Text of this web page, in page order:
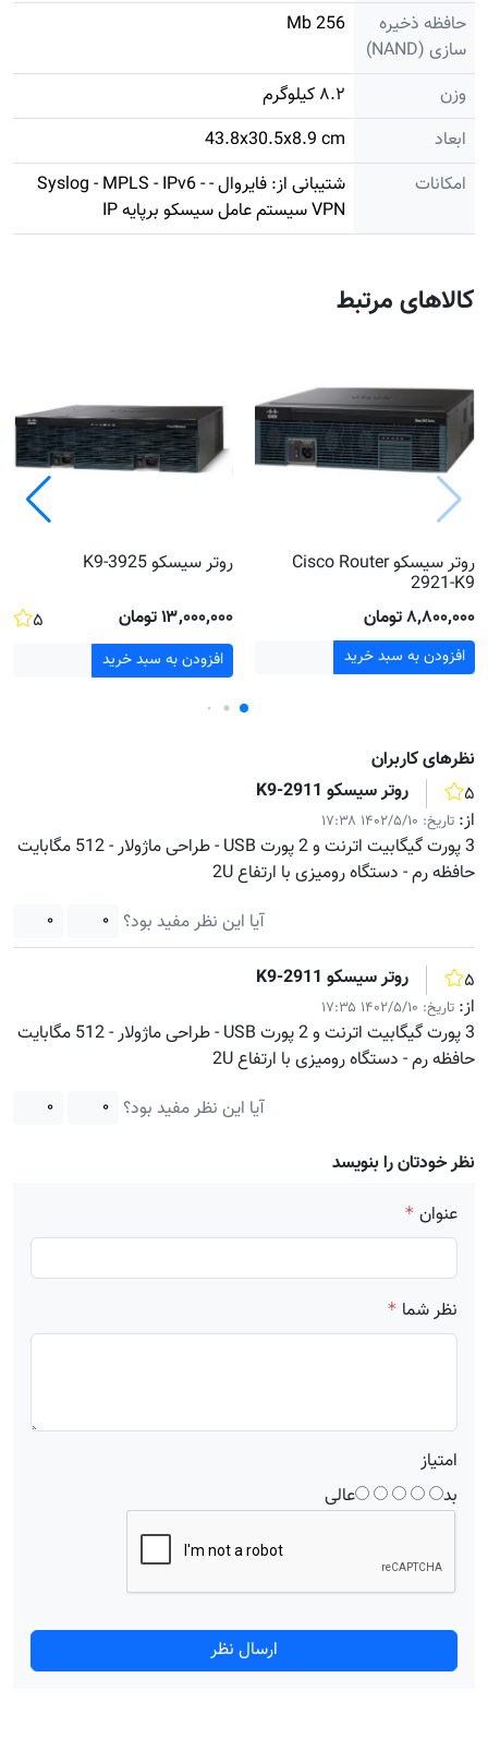
حافظه ذخیره
سازی (NAND)
256 Mb
وزن
۸.۲ کیلوگرم
ابعاد
43.8x30.5x8.9 cm
امکانات
شتیبانی از: فایروال - Syslog - MPLS - IPv6 -
VPN سیستم عامل سیسکو برپایه IP
کالاهای مرتبط
روتر سیسکو Cisco Router
2921-K9
۸٬۸۰۰٬۰۰۰ تومان
افزودن به سبد خرید
روتر سیسکو 3925-K9
۵ ۱۳٬۰۰۰٬۰۰۰ تومان
افزودن به سبد خرید
نظر‌های کاربران
۵
روتر سیسکو 2911-K9
از: تاریخ: ۱۴۰۲/۵/۱۰ ۱۷:۳۸
3 پورت گیگابیت اترنت و 2 پورت USB - طراحی ماژولار - 512 مگابایت
حافظه رم - دستگاه رومیزی با ارتفاع 2U
آیا این نظر مفید بود؟
۰ ۰
۵
روتر سیسکو 2911-K9
از: تاریخ: ۱۴۰۲/۵/۱۰ ۱۷:۳۵
3 پورت گیگابیت اترنت و 2 پورت USB - طراحی ماژولار - 512 مگابایت
حافظه رم - دستگاه رومیزی با ارتفاع 2U
آیا این نظر مفید بود؟
۰ ۰
نظر خودتان را بنویسد
عنوان *
نظر شما *
امتیاز
بد
عالی
ارسال نظر